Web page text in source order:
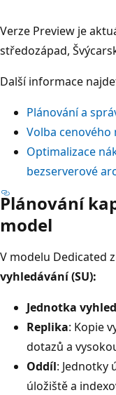
Verze Preview je
středozápad,
Další informace
Plánování a
Volba
Optimalizace
bezserverové
Plánování
model
V modelu Dedicated
vyhledávání (SU):
Jednotka
Replika: Kopie
dotazů a
Oddíl: Jednotky
úložiště a